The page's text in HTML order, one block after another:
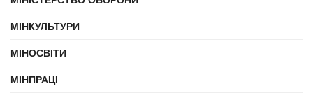
МІНКУЛЬТУРИ
МІНОСВІТИ
МІНПРАЦІ